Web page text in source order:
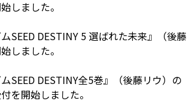
しました。
SEED DESTINY 5 選ばれた未来』（後藤
しました。
SEED DESTINY全5巻』（後藤リウ）の
を開始しました。